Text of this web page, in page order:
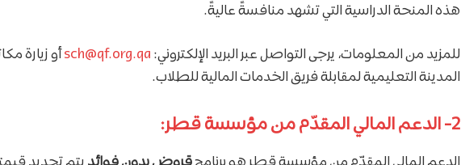
هذه المنحة الدراسية التي تشهد منافسةً عاليةً.
للمزيد من المعلومات، يرجى التواصل عبر البريد الإلكتروني: sch@qf.org.qaأو زيارة
المدينة التعليمية لمقابلة فريق الخدمات المالية للطلاب.
2- الدعم المالي المقدّم من مؤسسة قطر: